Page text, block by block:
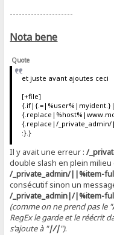
---------------------
Nota bene
Quote
et juste avant ajoutes ceci
[+file]
{.replace|/
:}.}
Il y avait une erreur :/
double slash en plein milieu
/_private_admin/||%item-
consécutif sinon un
/_private_admin|/|%item-
(comme on ne prend pas le "
RegEx le garde et le réécrit
s'ajoute à "|/|").